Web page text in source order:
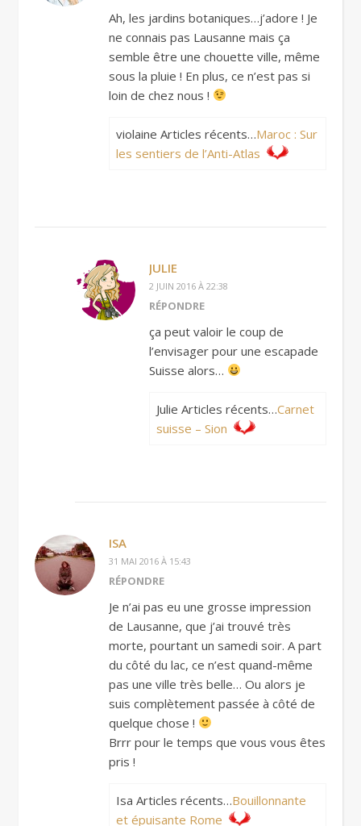
Ah, les jardins botaniques…j’adore ! Je
ne connais pas Lausanne mais ça
semble être une chouette ville, même
sous la pluie ! En plus, ce n’est pas si
loin de chez nous !
violaine Articles récents…Maroc : Sur
les sentiers de l’Anti-Atlas
JULIE
2 JUIN 2016 À 22:38
RÉPONDRE
ça peut valoir le coup de
l’envisager pour une escapade
Suisse alors…
Julie Articles récents…Carnet
suisse – Sion
ISA
31 MAI 2016 À 15:43
RÉPONDRE
Je n’ai pas eu une grosse impression
de Lausanne, que j’ai trouvé très
morte, pourtant un samedi soir. A part
du côté du lac, ce n’est quand-même
pas une ville très belle… Ou alors je
suis complètement passée à côté de
quelque chose !
Brrr pour le temps que vous vous êtes
pris !
Isa Articles récents…Bouillonnante
et épuisante Rome